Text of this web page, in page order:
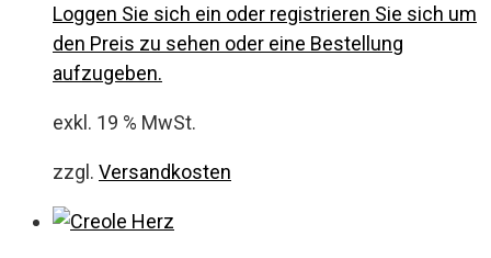
Loggen Sie sich ein oder registrieren Sie sich um
den Preis zu sehen oder eine Bestellung
aufzugeben.
exkl. 19 % MwSt.
zzgl. Versandkosten